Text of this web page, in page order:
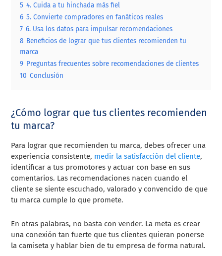
5 4. Cuida a tu hinchada más fiel
6 5. Convierte compradores en fanáticos reales
7 6. Usa los datos para impulsar recomendaciones
8 Beneficios de lograr que tus clientes recomienden tu
marca
9 Preguntas frecuentes sobre recomendaciones de clientes
10 Conclusión
¿Cómo lograr que tus clientes recomienden
tu marca?
Para lograr que recomienden tu marca, debes ofrecer una
experiencia consistente, medir la satisfacción del cliente,
identificar a tus promotores y actuar con base en sus
comentarios. Las recomendaciones nacen cuando el
cliente se siente escuchado, valorado y convencido de que
tu marca cumple lo que promete.
En otras palabras, no basta con vender. La meta es crear
una conexión tan fuerte que tus clientes quieran ponerse
la camiseta y hablar bien de tu empresa de forma natural.